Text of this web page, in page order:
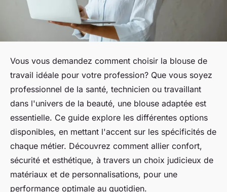
Vous vous demandez comment choisir la blouse de
travail idéale pour votre profession? Que vous soyez
professionnel de la santé, technicien ou travaillant
dans l'univers de la beauté, une blouse adaptée est
essentielle. Ce guide explore les différentes options
disponibles, en mettant l'accent sur les spécificités de
chaque métier. Découvrez comment allier confort,
sécurité et esthétique, à travers un choix judicieux de
matériaux et de personnalisations, pour une
performance optimale au quotidien.